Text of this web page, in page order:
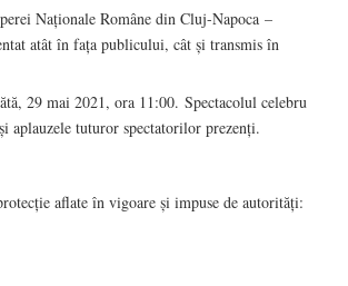
Naționale Române din Cluj-Napoca –
atât în fața publicului, cât și transmis în
29 mai 2021, ora 11:00. Spectacolul celebru
aplauzele tuturor spectatorilor prezenți.
aflate în vigoare și impuse de autorități: